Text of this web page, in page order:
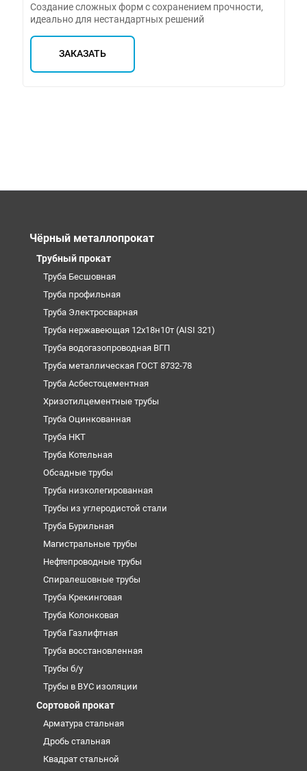
Создание сложных форм с сохранением прочности,
идеально для нестандартных решений
ЗАКАЗАТЬ
Чёрный металлопрокат
Трубный прокат
Труба Бесшовная
Труба профильная
Труба Электросварная
Труба нержавеющая 12х18н10т (AISI 321)
Труба водогазопроводная ВГП
Труба металлическая ГОСТ 8732-78
Труба Асбестоцементная
Хризотилцементные трубы
Труба Оцинкованная
Труба НКТ
Труба Котельная
Обсадные трубы
Труба низколегированная
Трубы из углеродистой стали
Труба Бурильная
Магистральные трубы
Нефтепроводные трубы
Спиралешовные трубы
Труба Крекинговая
Труба Колонковая
Труба Газлифтная
Труба восстановленная
Трубы б/у
Трубы в ВУС изоляции
Сортовой прокат
Арматура стальная
Дробь стальная
Квадрат стальной